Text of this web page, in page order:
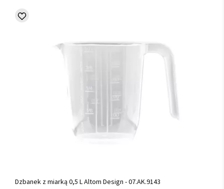
Dzbanek z miarką 0,5 L Altom Design - 07.AK.9143